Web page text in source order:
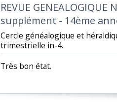
‎REVUE GENEALOGIQUE
supplément - 14ème
‎Cercle généalogique et
trimestrielle in-4.‎
‎Très bon état.‎